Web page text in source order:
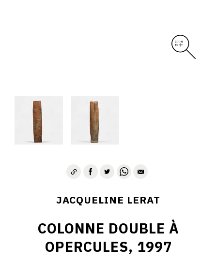
JACQUELINE LERAT
COLONNE DOUBLE À
OPERCULES, 1997